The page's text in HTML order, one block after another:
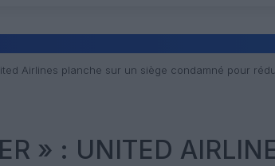
Avis d’expert
Airlines planche sur un siège condamné pour
» : UNITED